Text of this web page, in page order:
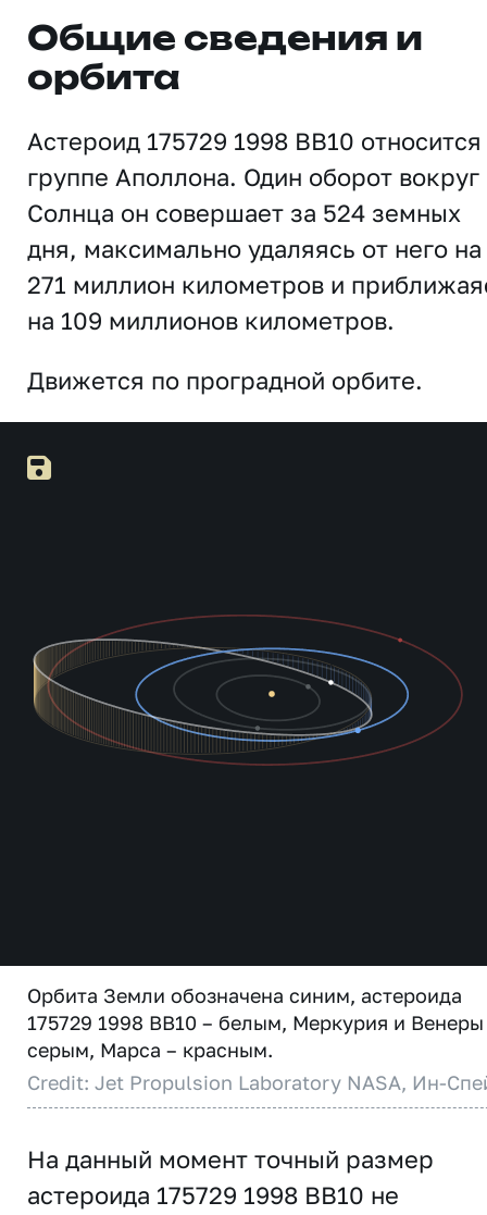
Общие сведения и
орбита
Астероид 175729 1998 BB10
группе Аполлона. Один оборот вокруг
Солнца он совершает за 524 земных
дня, максимально удаляясь от него на
271 миллион километров и
на 109 миллионов километров.
Движется по проградной орбите.
Орбита Земли обозначена синим, астероида
175729 1998 BB10 – белым, Меркурия и Венеры
серым, Марса – красным.
Credit: Jet Propulsion Laboratory NASA, Ин-
На данный момент точный размер
астероида 175729 1998 BB10 не